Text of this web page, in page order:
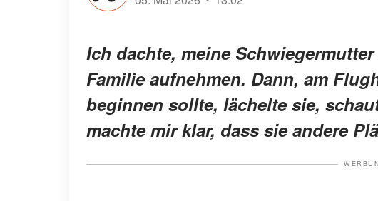
Ich dachte, meine
Familie aufnehmen. Dann, am
beginnen sollte, lächelte sie,
machte mir klar, dass sie andere